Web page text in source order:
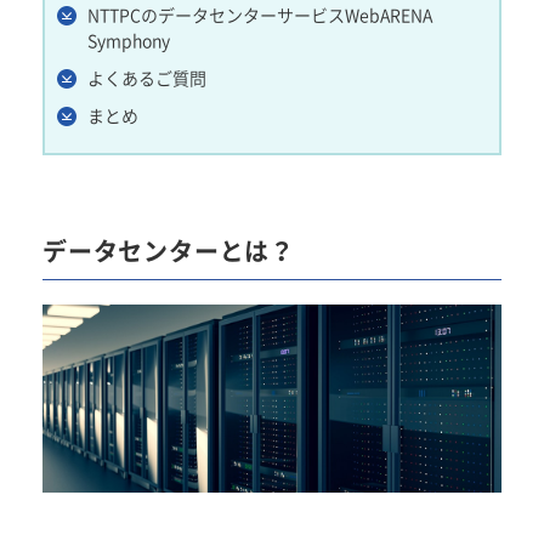
NTTPCのデータセンターサービスWebARENA
Symphony
よくあるご質問
まとめ
データセンターとは？